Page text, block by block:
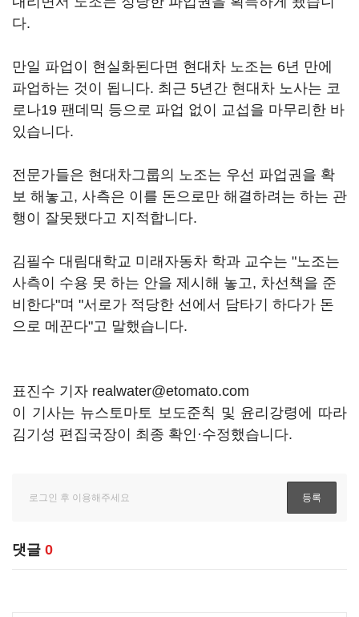
다.
만일 파업이 현실화된다면 현대차 노조는 6년 만에
파업하는 것이 됩니다. 최근 5년간 현대차 노사는 코
로나19 팬데믹 등으로 파업 없이 교섭을 마무리한 바
있습니다.
전문가들은 현대차그룹의 노조는 우선 파업권을 확
보 해놓고, 사측은 이를 돈으로만 해결하려는 하는 관
행이 잘못됐다고 지적합니다.
김필수 대림대학교 미래자동차 학과 교수는 "노조는
사측이 수용 못 하는 안을 제시해 놓고, 차선책을 준
비한다"며 "서로가 적당한 선에서 담타기 하다가 돈
으로 메꾼다"고 말했습니다.
표진수 기자 realwater@etomato.com
이 기사는 뉴스토마토 보도준칙 및 윤리강령에 따라
김기성 편집국장이 최종 확인·수정했습니다.
댓글 0